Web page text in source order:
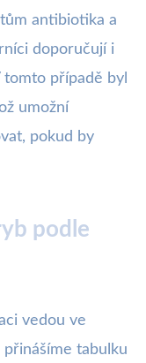
antibiotika a
doporučují i
tomto případě byl
umožní
pokud by
podle
vedou ve
tabulku